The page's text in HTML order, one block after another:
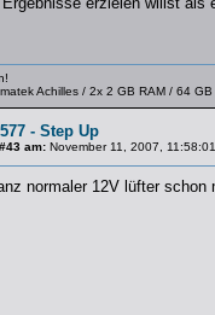
Achilles / 2x 2 GB RAM / 64 GB
- Step Up
am: November 11, 2007,
normaler 12V lüfter